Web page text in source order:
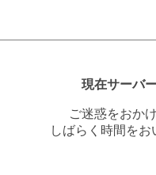
現在サーバ
ご迷惑をおか
しばらく時間を